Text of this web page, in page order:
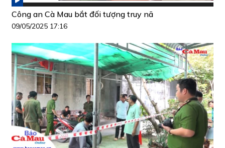
Công an Cà Mau bắt đối tượng truy nã
09/05/2025 17:16